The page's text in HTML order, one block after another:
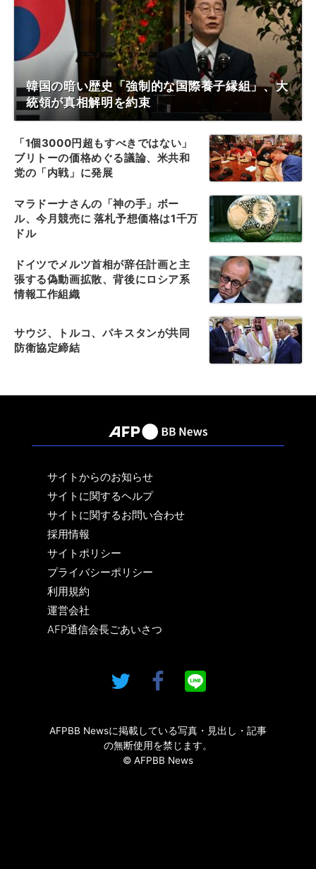
韓国の暗い歴史「強制的な国際養子縁組」、大
統領が真相解明を約束
「1個3000円超もすべきではない」
ブリトーの価格めぐる議論、米共和
党の「内戦」に発展
マラドーナさんの「神の手」ボー
ル、今月競売に 落札予想価格は1千万
ドル
ドイツでメルツ首相が辞任計画と主
張する偽動画拡散、背後にロシア系
情報工作組織
サウジ、トルコ、パキスタンが共同
防衛協定締結
サイトからのお知らせ
サイトに関するヘルプ
サイトに関するお問い合わせ
採用情報
サイトポリシー
プライバシーポリシー
利用規約
運営会社
AFP通信会長ごあいさつ
AFPBB Newsに掲載している写真・見出し・記事
の無断使用を禁じます。
© AFPBB News